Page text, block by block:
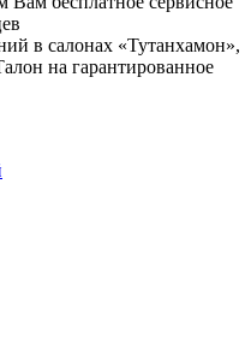
в салонах «Тутанхамон»,
на гарантированное